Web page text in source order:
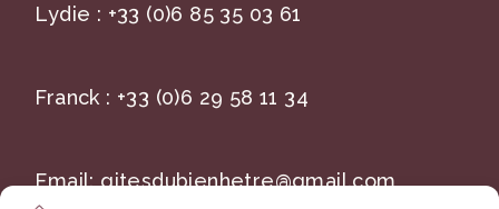
Lydie : +33 (0)6 85 35 03 61
Franck : +33 (0)6 29 58 11 34
Email:gitesdubienhetre@gmail.com